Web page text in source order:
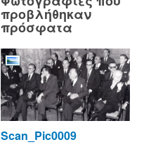
προβλήθηκαν
πρόσφατα
Scan_Pic0009